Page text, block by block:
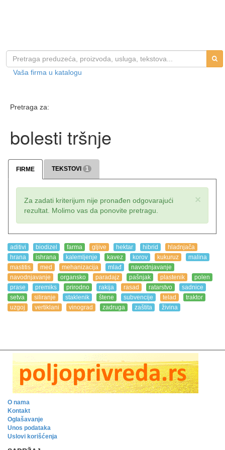
Vaša firma u katalogu
Pretraga za:
bolesti tršnje
FIRME TEKSTOVI 1
×
Za zadati kriterijum nije pronađen odgovarajući
rezultat. Molimo vas da ponovite pretragu.
aditivi biodizel farma gljive hektar hibrid
hladnjača
hrana
ishrana kalemljenje kavez korov kukuruz
malina
mastitis
med mehanizacija mlađ
navodnjavanje
navodnjavanje
organsko paradajz pašnjak plastenik
polen
prase
premiks prirodno rakija rasad ratarstvo
sadnice
setva
siliranje staklenik štene subvencije telad
traktor
uzgoj
vertiklani vinograd zadruga zaštita živina
O nama
Kontakt
Oglašavanje
Unos podataka
Uslovi korišćenja